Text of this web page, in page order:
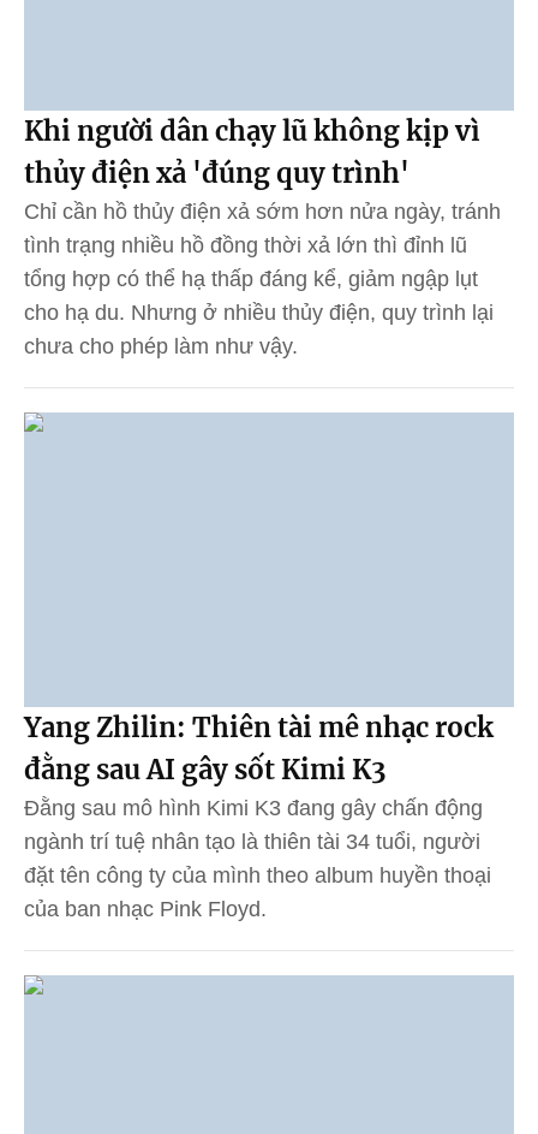
Khi người dân chạy lũ không kịp vì
thủy điện xả 'đúng quy trình'
Chỉ cần hồ thủy điện xả sớm hơn nửa ngày, tránh
tình trạng nhiều hồ đồng thời xả lớn thì đỉnh lũ
tổng hợp có thể hạ thấp đáng kể, giảm ngập lụt
cho hạ du. Nhưng ở nhiều thủy điện, quy trình lại
chưa cho phép làm như vậy.
Yang Zhilin: Thiên tài mê nhạc rock
đằng sau AI gây sốt Kimi K3
Đằng sau mô hình Kimi K3 đang gây chấn động
ngành trí tuệ nhân tạo là thiên tài 34 tuổi, người
đặt tên công ty của mình theo album huyền thoại
của ban nhạc Pink Floyd.